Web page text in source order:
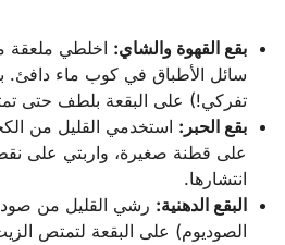
بقع القهوة والشاي: اخلطي ملعقة
سائل الأطباق في كوب ماء دافئ.
تفركي!) على البقعة بلطف حتى
بقع الحبر: استخدمي القليل من
على قطنة صغيرة، واربتي على
انتشارها.
البقع الدهنية: رشي القليل من صودا